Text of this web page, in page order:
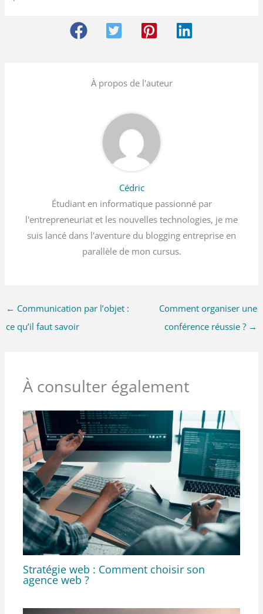
À propos de l'auteur
Cédric
Étudiant en informatique passionné par
l'entrepreneuriat et les nouvelles technologies, je me
suis lancé dans l'aventure du blogging entreprise en
parallèle de mon cursus.
← Communication par l’objet :
ce qu’il faut savoir
Comment organiser une
conférence réussie ? →
À consulter également
Stratégie web : Comment choisir son
agence web ?